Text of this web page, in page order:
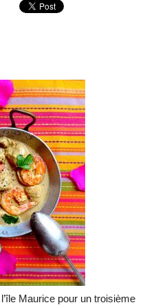
Maurice pour un troisième